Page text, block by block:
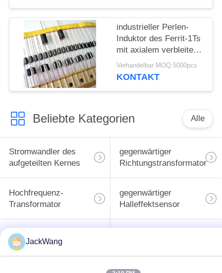
industrieller Perlen-
Induktor des Ferrit-1Ts
mit axialem verbleitem
geregelt
Verhandelbar MOQ:5000pcs
KONTAKT
Beliebte Kategorien Alle
Stromwandler des
aufgeteilten Kernes
gegenwärtiger
Richtungstransformator
Hochfrequenz-
Transformator
gegenwärtiger
Halleffektsensor
BAD Energie-
InduktorJackWang